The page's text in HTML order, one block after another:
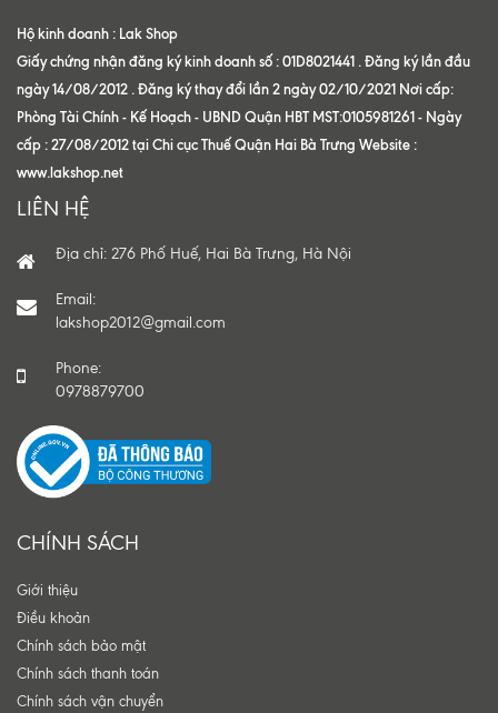
Hộ kinh doanh : Lak Shop
Giấy chứng nhận đăng ký kinh doanh số : 01D8021441 . Đăng ký lần đầu
ngày 14/08/2012 . Đăng ký thay đổi lần 2 ngày 02/10/2021 Nơi cấp:
Phòng Tài Chính - Kế Hoạch - UBND Quận HBT MST:0105981261 - Ngày
cấp : 27/08/2012 tại Chi cục Thuế Quận Hai Bà Trưng Website :
www.lakshop.net
LIÊN HỆ
Địa chỉ: 276 Phố Huế, Hai Bà Trưng, Hà Nội
Email:
lakshop2012@gmail.com
Phone:
0978879700
CHÍNH SÁCH
Giới thiệu
Điều khoản
Chính sách bảo mật
Chính sách thanh toán
Chính sách vận chuyển